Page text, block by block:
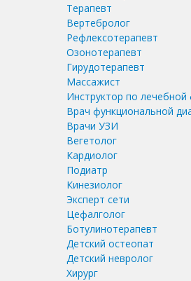
Терапевт
Вертебролог
Рефлексотерапевт
Озонотерапевт
Гирудотерапевт
Массажист
Инструктор по лечебной
Врач функциональной
Врачи УЗИ
Вегетолог
Кардиолог
Подиатр
Кинезиолог
Эксперт сети
Цефалголог
Ботулинотерапевт
Детский остеопат
Детский невролог
Хирург